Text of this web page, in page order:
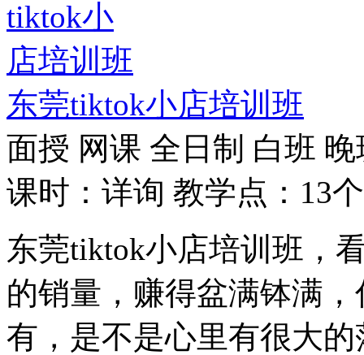
东莞tiktok小店培训班
面授 网课 全日制 白班 晚
课时：详询 教学点：13个
东莞tiktok小店培训班，
的销量，赚得盆满钵满
有，是不是心里有很大